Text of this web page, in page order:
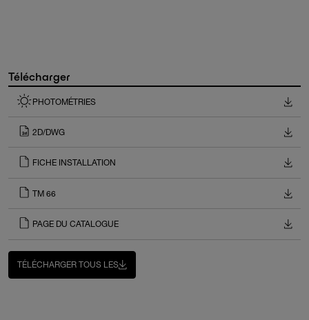
Télécharger
PHOTOMÉTRIES
2D/DWG
FICHE INSTALLATION
TM 66
PAGE DU CATALOGUE
TÉLÉCHARGER TOUS LES